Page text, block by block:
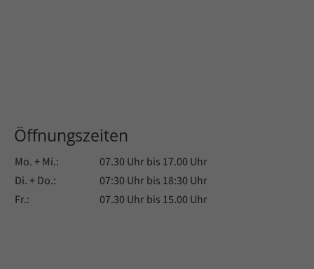
Öffnungszeiten
Mo. + Mi.:
07.30 Uhr bis 17.00 Uhr
Di. + Do.:
07:30 Uhr bis 18:30 Uhr
Fr.:
07.30 Uhr bis 15.00 Uhr